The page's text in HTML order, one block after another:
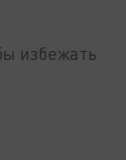
избежать